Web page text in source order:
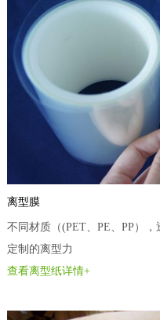
离型膜
不同材质（(PET、PE、PP）
定制的离型力
查看离型纸详情+